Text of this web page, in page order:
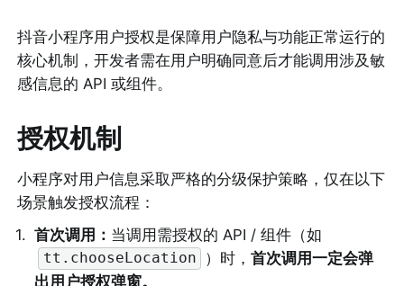
抖音小程序用户授权是保障用户隐私与功能正常运行的
核心机制，开发者需在用户明确同意后才能调用涉及敏
感信息的 API 或组件。
授权机制
小程序对用户信息采取严格的分级保护策略，仅在以下
场景触发授权流程：
1. 首次调用： 当调用需授权的 API / 组件（如
tt.chooseLocation ）时， 首次调用一定会弹
出用户授权弹窗。